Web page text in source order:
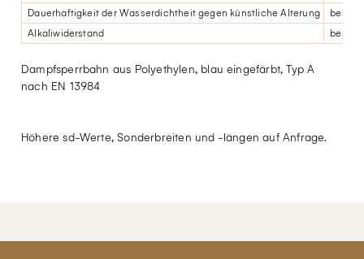
Dauerhaftigkeit der Wasserdichtheit gegen künstliche Alterung
Alkaliwiderstand
Dampfsperrbahn aus Polyethylen, blau eingefärbt, Typ A
nach EN 13984
Höhere sd-Werte, Sonderbreiten und -längen auf Anfrage.